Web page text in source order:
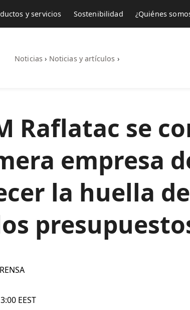
y servicios Sostenibilidad ¿Quiénes
Noticias › Noticias y artículos ›
Raflatac se
empresa
la huella
EEST